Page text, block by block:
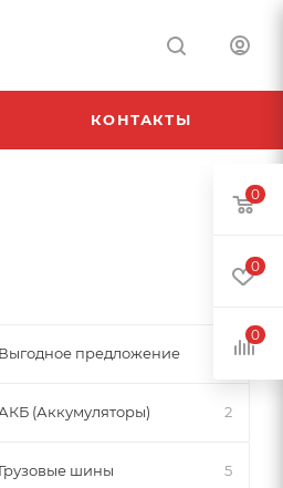
КОНТАКТЫ
Выгодное предложение
(Аккумуляторы) 2
Грузовые шины 5
0
0
0